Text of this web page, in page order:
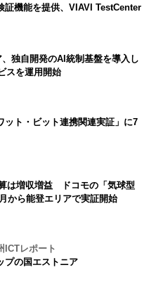
証機能を提供、VIAVI TestCenter
、独自開発のAI統制基盤を導入し
スを運用開始
ット・ビット連携関連実証」に7
は増収増益 ドコモの「気球型
から能登エリアで実証開始
ICTレポート
プの国エストニア